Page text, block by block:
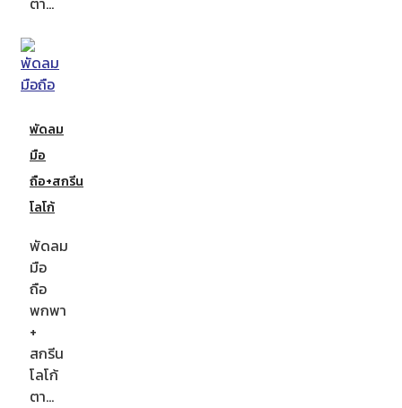
พัดลม
มือ
ถือ+สกรีน
โลโก้
พัดลม
มือ
ถือ
พกพา
+
สกรีน
โลโก้
ตา…